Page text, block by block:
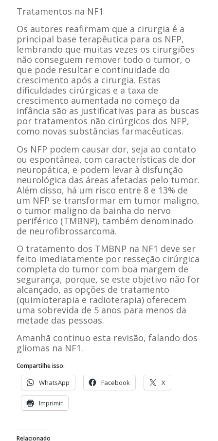
Tratamentos na NF1
Os autores reafirmam que a cirurgia é a
principal base terapêutica para os NFP,
lembrando que muitas vezes os cirurgiões
não conseguem remover todo o tumor, o
que pode resultar e continuidade do
crescimento após a cirurgia. Estas
dificuldades cirúrgicas e a taxa de
crescimento aumentada no começo da
infância são as justificativas para as buscas
por tratamentos não cirúrgicos dos NFP,
como novas substâncias farmacêuticas.
Os NFP podem causar dor, seja ao contato
ou espontânea, com características de dor
neuropática, e podem levar à disfunção
neurológica das áreas afetadas pelo tumor.
Além disso, há um risco entre 8 e 13% de
um NFP se transformar em tumor maligno,
o tumor maligno da bainha do nervo
periférico (TMBNP), também denominado
de neurofibrossarcoma.
O tratamento dos TMBNP na NF1 deve ser
feito imediatamente por resseção cirúrgica
completa do tumor com boa margem de
segurança, porque, se este objetivo não for
alcançado, as opções de tratamento
(quimioterapia e radioterapia) oferecem
uma sobrevida de 5 anos para menos da
metade das pessoas.
Amanhã continuo esta revisão, falando dos
gliomas na NF1.
Compartilhe isso:
WhatsApp Facebook X
Imprimir
Relacionado